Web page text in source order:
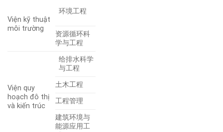
Viện kỹ thuật
môi trường
环境工程
资源循环科
学与工程
Viện quy
hoạch đô thị
và kiến trúc
给排水科学
与工程
土木工程
工程管理
建筑环境与
能源应用工